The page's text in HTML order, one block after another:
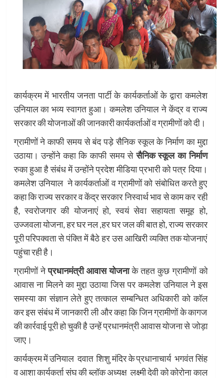
कार्यक्रम में भारतीय जनता पार्टी के कार्यकर्ताओं के द्वारा कमलेश
उनियाल का भव्य स्वागत हुआ। कमलेश उनियाल ने केंद्र व राज्य
सरकार की योजनाओं की जानकारी कार्यकर्ताओं व ग्रामीणों को दी।
ग्रामीणों ने काफी समय से बंद पड़े सैनिक स्कूल के निर्माण का मुद्दा
उठाया। उन्होंने कहा कि काफी समय सेसैनिक स्कूल का निर्माण
रुका हुआ है संबंध में उन्होंने प्रदेश मीडिया प्रभारी को पत्र दिया।
कमलेश उनियाल ने कार्यकर्ताओं व ग्रामीणों को संबोधित करते हुए
कहा कि राज्य सरकार व केंद्र सरकार निस्वार्थ भाव से काम कर रही
है, स्वरोजगार की योजनाएं हो, स्वयं सेवा सहायता समूह हो,
उज्जवला योजना, हर घर नल ,हर घर जल की बात हो, राज्य सरकार
पूरी परिपक्वता से पंक्ति में बैठे हर उस आखिरी व्यक्ति तक योजनाएं
पहुंचा रही है।
ग्रामीणों नेप्रधानमंत्री आवास योजनाके तहत कुछ ग्रामीणों को
आवास ना मिलने का मुद्दा उठाया जिस पर कमलेश उनियाल ने इस
समस्या का संज्ञान लेते हुए तत्काल सम्बन्धित अधिकारी को कॉल
कर इस संबंध में जानकारी ली और कहा कि जिन ग्रामीणों के कागज
की कार्रवाई पूरी हो चुकी है उन्हें प्रधानमंत्री आवास योजना से जोड़ा
जाए।
कार्यक्रम में उनियाल दवात शिशु मंदिर के प्रधानाचार्य भगवंत सिंह
व आशा कार्यकर्ता संघ की ब्लॉक अध्यक्ष लक्ष्मी देवी को कोरोना काल